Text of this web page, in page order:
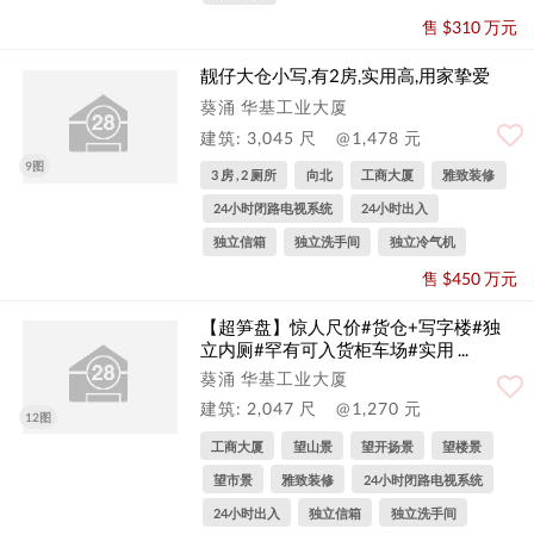
售 $310 万元
9图
靓仔大仓小写,有2房,实用高,用家挚爱
葵涌 华基工业大厦
建筑: 3,045 尺
@1,478 元
3 房 , 2 厕所 向北 工商大厦 雅致装修
24小时闭路电视系统 24小时出入
独立信箱 独立洗手间 独立冷气机
售 $450 万元
12图
【超笋盘】惊人尺价#货仓+写字楼#独
立内厕#罕有可入货柜车场#实用 ...
葵涌 华基工业大厦
建筑: 2,047 尺
@1,270 元
工商大厦 望山景 望开扬景 望楼景
望市景 雅致装修 24小时闭路电视系统
24小时出入 独立信箱 独立洗手间